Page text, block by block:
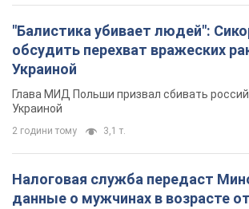
зачем это нужно
Это необходимо для проверки воинского
3 години тому 12,9 т.